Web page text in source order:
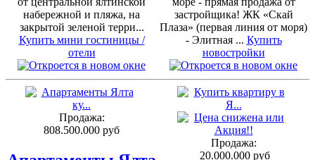
набережной и пляжа, на
закрытой зеленой терри...
Купить мини гостиницы /
отели
застройщика! ЖК «Скай
Плаза» (первая линия от моря)
- Элитная ... Купить
новостройки
Продажа:
808.500.000 руб
Продажа:
20.000.000 руб